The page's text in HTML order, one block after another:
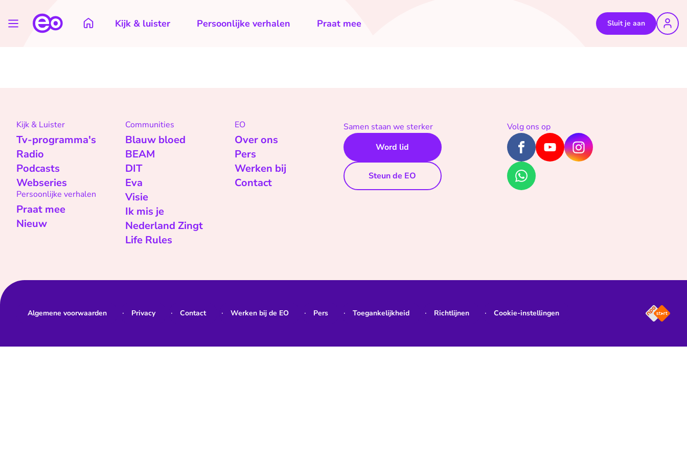
Kijk & luister Persoonlijke verhalen Praat mee Sluit je aan
Kijk & Luister
Tv-programma's
Radio
Podcasts
Webseries
Persoonlijke verhalen
Praat mee
Nieuw
Communities
Blauw bloed
BEAM
DIT
Eva
Visie
Ik mis je
Nederland Zingt
Life Rules
EO
Over ons
Pers
Werken bij
Contact
Samen staan we sterker
Word lid
Steun de EO
Volg ons op
Algemene voorwaarden Privacy Contact Werken bij de EO Pers Toegankelijkheid Richtlijnen Cookie-instellingen